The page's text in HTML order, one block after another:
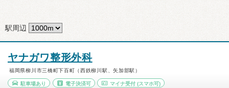
駅周辺
ヤナガワ整形外科
福岡県柳川市三橋町下百町（西鉄柳川駅、矢加部駅）
駐車場あり 電子決済可 マイナ受付 (スマホ可)